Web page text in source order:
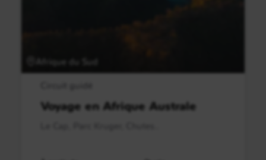
Afrique du Sud
Voyage en Afrique Australe